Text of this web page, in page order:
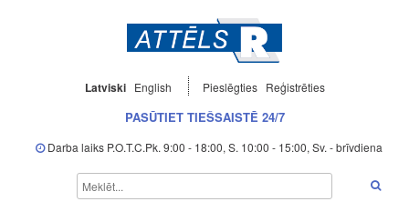
Latviski English Pieslēgties Reģistrēties
PASŪTIET TIEŠSAISTĒ 24/7
Darba laiks P.O.T.C.Pk. 9:00 - 18:00, S. 10:00 - 15:00, Sv. - brīvdiena